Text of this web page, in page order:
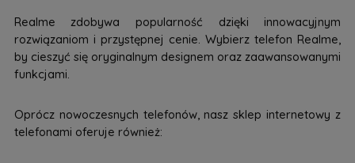
Realme zdobywa popularność dzięki innowacyjnym
rozwiązaniom i przystępnej cenie. Wybierz telefon Realme,
by cieszyć się oryginalnym designem oraz zaawansowanymi
funkcjami.
Oprócz nowoczesnych telefonów, nasz sklep internetowy z
telefonami oferuje również: